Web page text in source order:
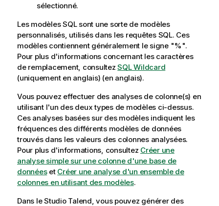
sélectionné.
Les modèles SQL sont une sorte de modèles
personnalisés, utilisés dans les requêtes SQL. Ces
modèles contiennent généralement le signe "%".
Pour plus d'informations concernant les caractères
de remplacement, consultezSQL Wildcard
(uniquement en anglais) (en anglais).
Vous pouvez effectuer des analyses de colonne(s) en
utilisant l'un des deux types de modèles ci-dessus.
Ces analyses basées sur des modèles indiquent les
fréquences des différents modèles de données
trouvés dans les valeurs des colonnes analysées.
Pour plus d'informations, consultez Créer une
analyse simple sur une colonne d'une base de
donnéeset Créer une analyse d'un ensemble de
colonnes en utilisant des modèles.
Dans leStudio Talend , vous pouvez générer des